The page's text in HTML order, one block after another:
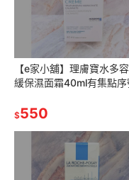
【e家小舖】理膚寶水多
緩保濕面霜40ml有集點序
$550